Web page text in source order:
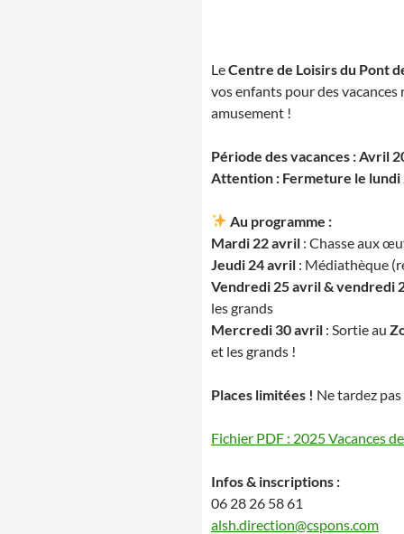
LeCentre de Loisirs du Pont
vos enfants pour des
amusement !
Période des vacances : Avril
Attention : Fermeture le
Au programme :
Mardi 22 avril : Chasse aux
Jeudi 24 avril : Médiathèque
Vendredi 25 avril & vendredi
les grands
Mercredi 30 avril : Sortie au
et les grands !
Places limitées ! Ne tardez
Fichier PDF : 2025 Vacances
Infos & inscriptions :
06 28 26 58 61
alsh.direction@cspons.com